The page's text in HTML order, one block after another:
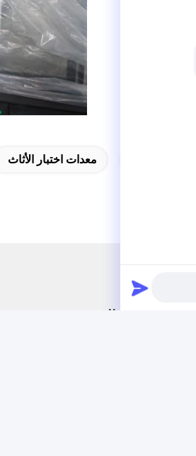
معدات اختبار الأثاث
اتصال سريع